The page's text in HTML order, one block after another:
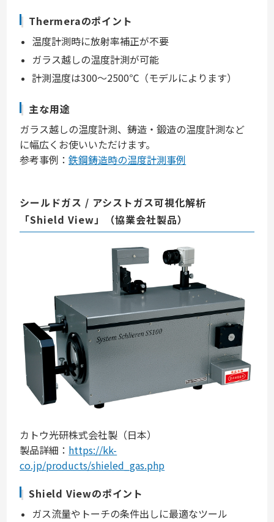
Thermeraのポイント
温度計測時に放射率補正が不要
ガラス越しの温度計測が可能
計測温度は300～2500℃（モデルによります）
主な用途
ガラス越しの温度計測、鋳造・鍛造の温度計測など
に幅広くお使いいただけます。
参考事例：鉄鋼鋳造時の温度計測事例
シールドガス / アシストガス可視化解析
「Shield View」（協業会社製品）
カトウ光研株式会社製（日本）
製品詳細： https://kk-
co.jp/products/shieled_gas.php
Shield Viewのポイント
ガス流量やトーチの条件出しに最適なツール